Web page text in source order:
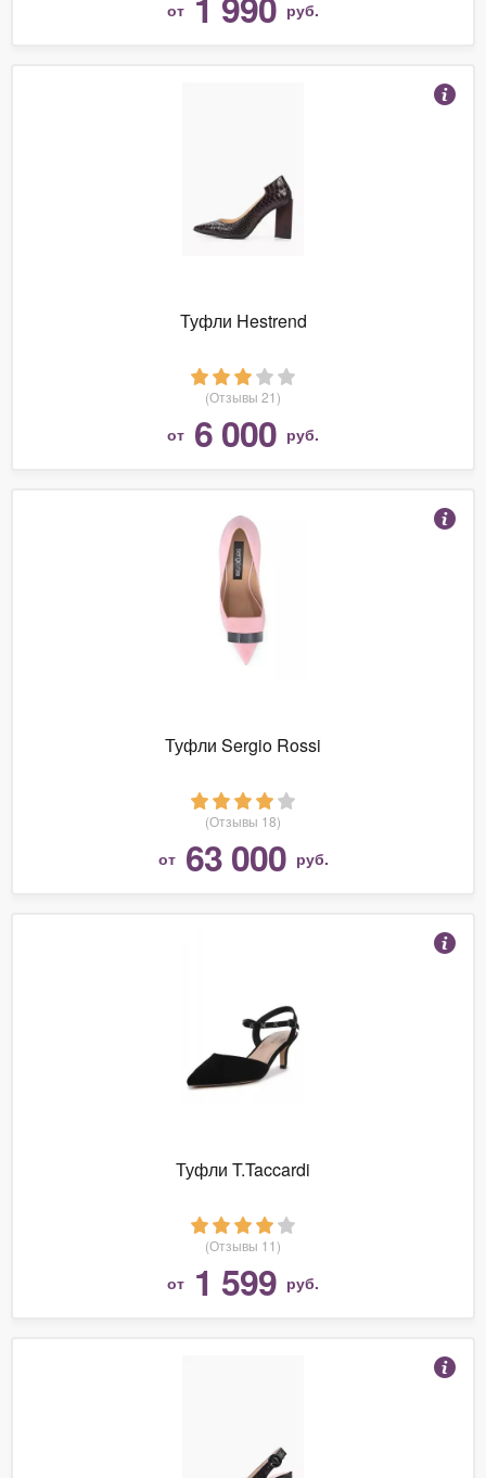
от руб.
Туфли Hestrend
(Отзывы 21)
от 6 000 руб.
Туфли Sergio Rossi
(Отзывы 18)
от 63 000 руб.
Туфли T.Taccardi
(Отзывы 11)
от 1 599 руб.